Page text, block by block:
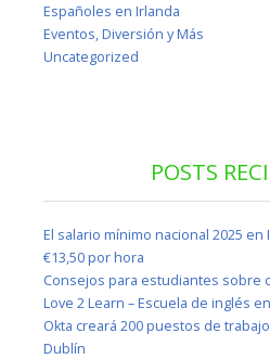
Españoles en Irlanda
Eventos, Diversión y Más
Uncategorized
POSTS
El salario mínimo nacional 2025
€13,50 por hora
Consejos para estudiantes sobre
Love 2 Learn – Escuela de inglés
Okta creará 200 puestos de
Dublín